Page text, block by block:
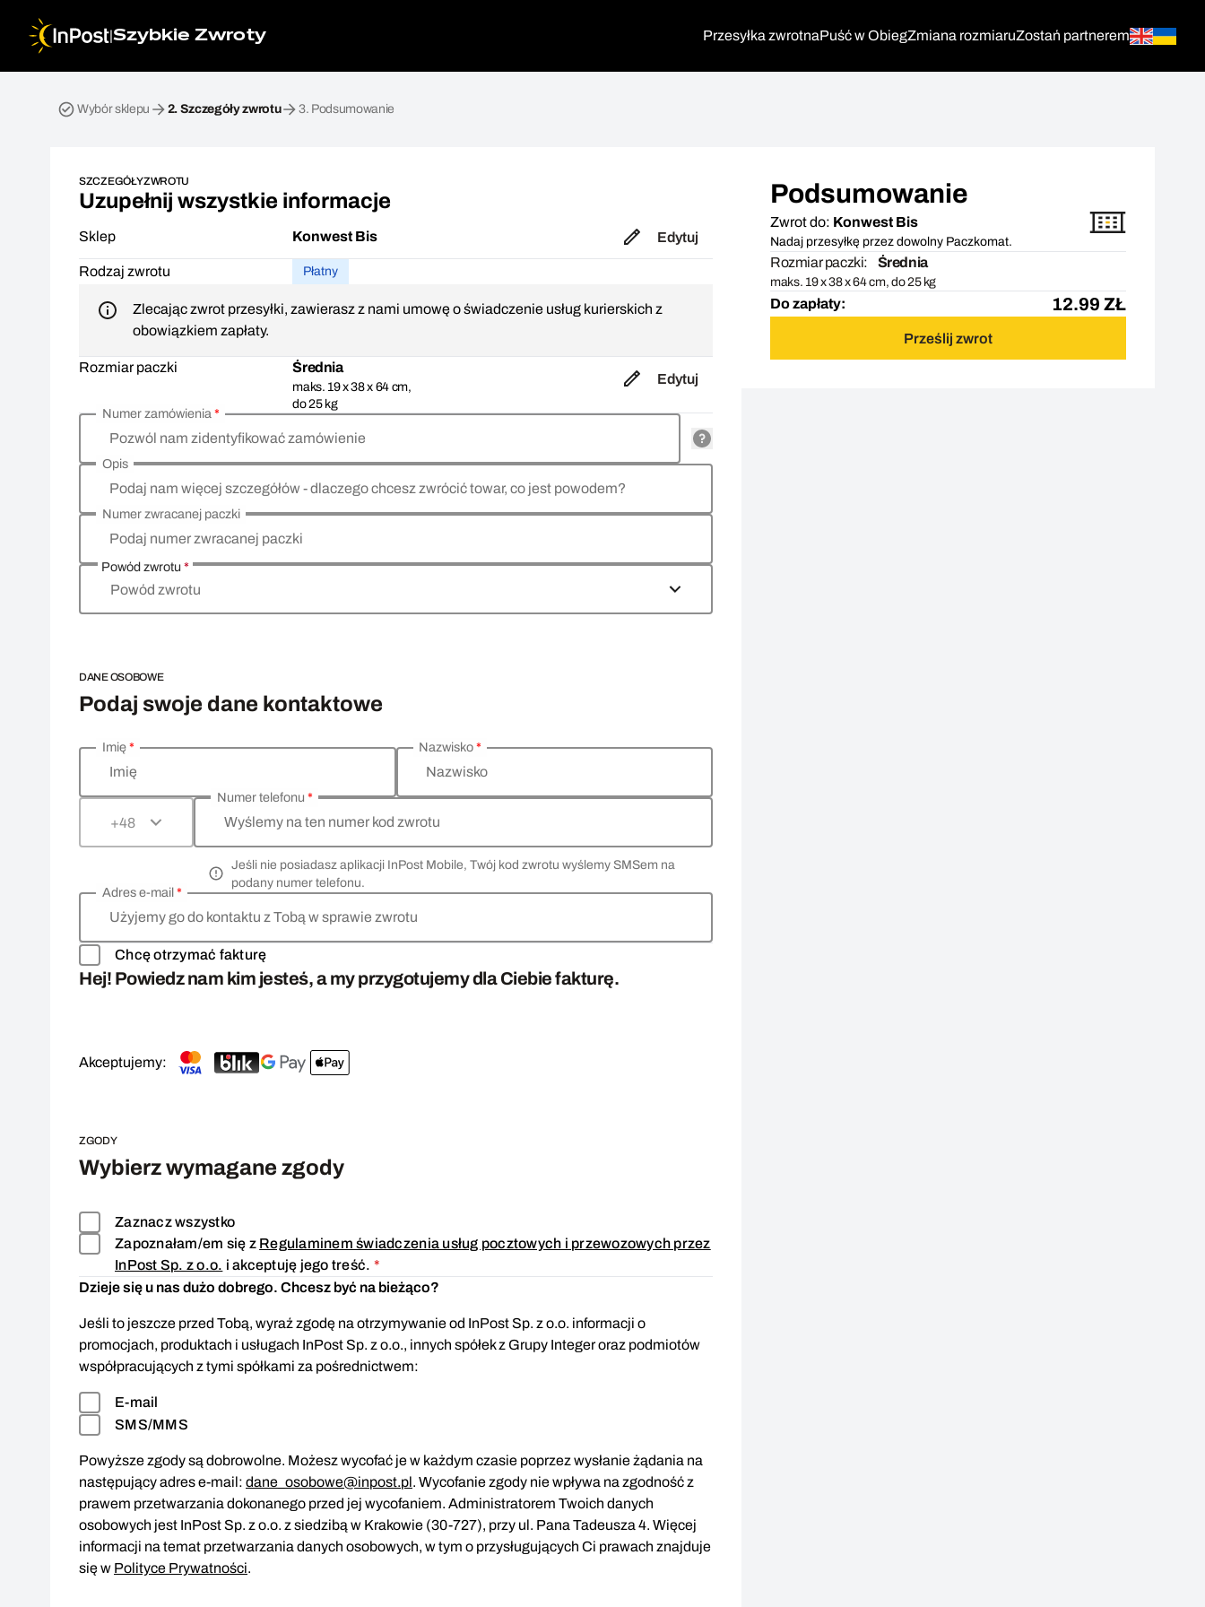
|Szybkie Zwroty Przesyłka zwrotnaPuść w ObiegZmiana rozmiaruZostań partnerem
Wybór sklepu 2. Szczegóły zwrotu 3. Podsumowanie
SZCZEGÓŁY ZWROTU
Uzupełnij wszystkie informacje
Sklep Konwest Bis Edytuj
Rodzaj zwrotu Płatny
Zlecając zwrot przesyłki, zawierasz z nami umowę o świadczenie usług kurierskich z
obowiązkiem zapłaty.
Rozmiar paczki Średnia
maks. 19 x 38 x 64 cm,
do 25 kg
Edytuj
Pozwól nam zidentyfikować zamówienie
Numer zamówienia*
Podaj nam więcej szczegółów - dlaczego chcesz zwrócić towar, co jest powodem?
Opis
Podaj numer zwracanej paczki
Numer zwracanej paczki
Powód zwrotu*
Powód zwrotu
DANE OSOBOWE
Podaj swoje dane kontaktowe
Wprowadź swoje dane osobowe
Imię
Imię*
Nazwisko
Nazwisko*
+48 Wyślemy na ten numer kod zwrotu
Numer telefonu *
Jeśli nie posiadasz aplikacji InPost Mobile, Twój kod zwrotu wyślemy SMSem na
podany numer telefonu.
Użyjemy go do kontaktu z Tobą w sprawie zwrotu
Adres e-mail *
Chcę otrzymać fakturę
Hej! Powiedz nam kim jesteś, a my przygotujemy dla Ciebie fakturę.
Akceptujemy:
ZGODY
Wybierz wymagane zgody
Zaznacz wszystko
Zapoznałam/em się z Regulaminem świadczenia usług pocztowych i przewozowych przez
InPost Sp. z o.o. i akceptuję jego treść. *
Dzieje się u nas dużo dobrego. Chcesz być na bieżąco?
Jeśli to jeszcze przed Tobą, wyraź zgodę na otrzymywanie od InPost Sp. z o.o. informacji o
promocjach, produktach i usługach InPost Sp. z o.o., innych spółek z Grupy Integer oraz podmiotów
współpracujących z tymi spółkami za pośrednictwem:
E-mail
SMS/MMS
Powyższe zgody są dobrowolne. Możesz wycofać je w każdym czasie poprzez wysłanie żądania na
następujący adres e-mail: dane_osobowe@inpost.pl. Wycofanie zgody nie wpływa na zgodność z
prawem przetwarzania dokonanego przed jej wycofaniem. Administratorem Twoich danych
osobowych jest InPost Sp. z o.o. z siedzibą w Krakowie (30-727), przy ul. Pana Tadeusza 4. Więcej
informacji na temat przetwarzania danych osobowych, w tym o przysługujących Ci prawach znajduje
się w Polityce Prywatności.
Podsumowanie
Zwrot do: Konwest Bis
Nadaj przesyłkę przez dowolny Paczkomat.
Rozmiar paczki: Średnia
maks. 19 x 38 x 64 cm, do 25 kg
Do zapłaty: 12.99 ZŁ
Prześlij zwrot